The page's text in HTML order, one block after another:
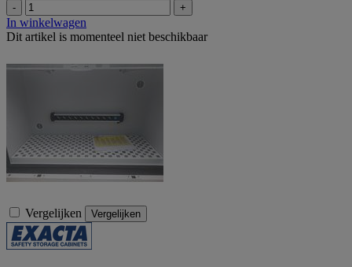
- +
In winkelwagen
Dit artikel is momenteel niet beschikbaar
Vergelijken Vergelijken